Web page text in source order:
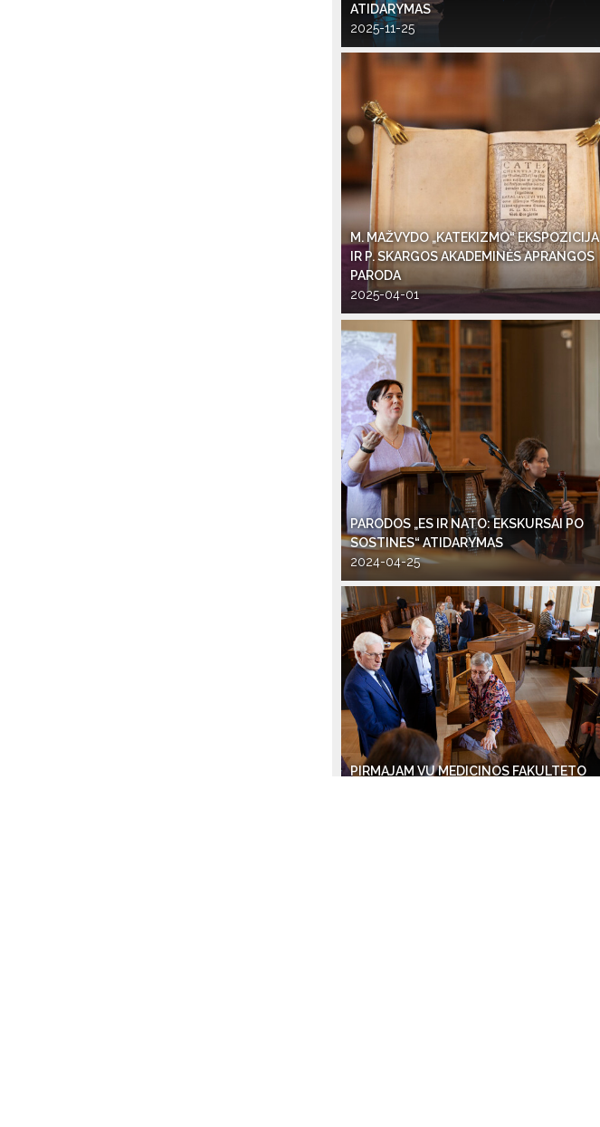
ATIDARYMAS
2025-11-25
M. MAŽVYDO „KATEKIZMO“ EKSPOZICIJA
IR P. SKARGOS AKADEMINĖS APRANGOS
PARODA
2025-04-01
PARODOS „ES IR NATO: EKSKURSAI PO
SOSTINES“ ATIDARYMAS
2024-04-25
PIRMAJAM VU MEDICINOS FAKULTETO